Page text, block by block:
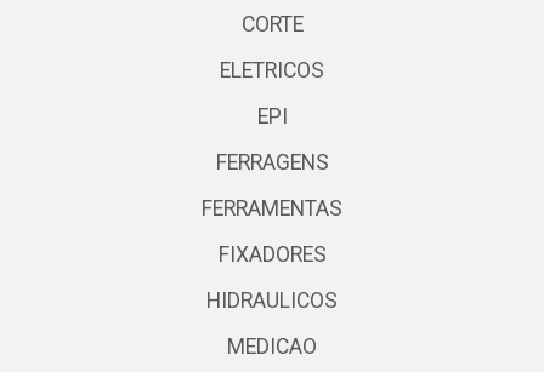
CORTE
ELETRICOS
EPI
FERRAGENS
FERRAMENTAS
FIXADORES
HIDRAULICOS
MEDICAO